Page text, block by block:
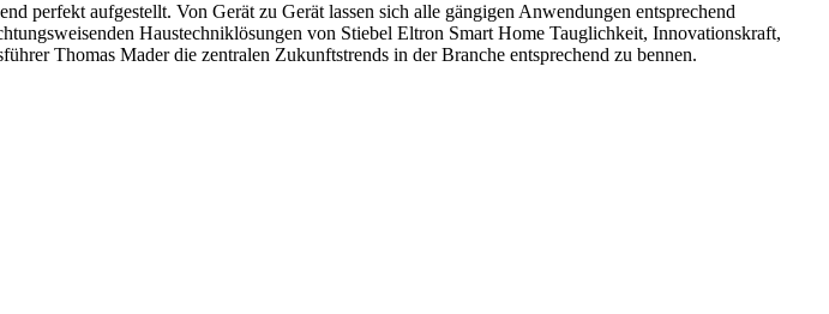
perfekt aufgestellt. Von Gerät zu Gerät lassen sich alle gängigen Anwendungen entsprechend
Haustechniklösungen von Stiebel Eltron Smart Home Tauglichkeit, Innovationskraft,
Thomas Mader die zentralen Zukunftstrends in der Branche entsprechend zu bennen.